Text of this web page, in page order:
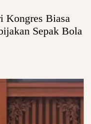
Kongres Biasa
Sepak Bola